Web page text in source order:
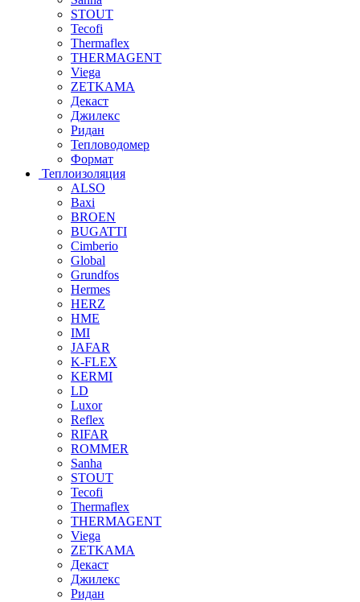
STOUT
Tecofi
Thermaflex
THERMAGENT
Viega
ZETKAMA
Декаст
Джилекс
Ридан
Тепловодомер
Формат
Теплоизоляция
ALSO
Baxi
BROEN
BUGATTI
Cimberio
Global
Grundfos
Hermes
HERZ
HME
IMI
JAFAR
K-FLEX
KERMI
LD
Luxor
Reflex
RIFAR
ROMMER
Sanha
STOUT
Tecofi
Thermaflex
THERMAGENT
Viega
ZETKAMA
Декаст
Джилекс
Ридан